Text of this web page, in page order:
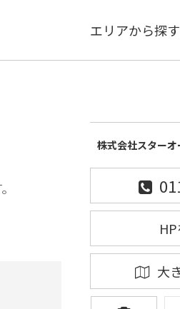
エリアから探す
株式会社スターオ
大